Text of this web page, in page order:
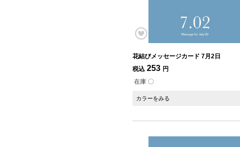
花結びメッセージカード 7月2日
税込 253 円
在庫 〇
カラーをみる